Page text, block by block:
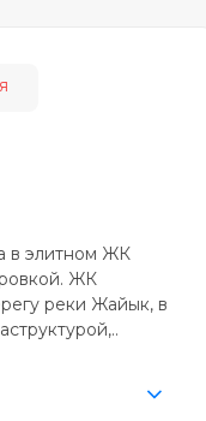
в элитном ЖК
ЖК
реки Жайык, в